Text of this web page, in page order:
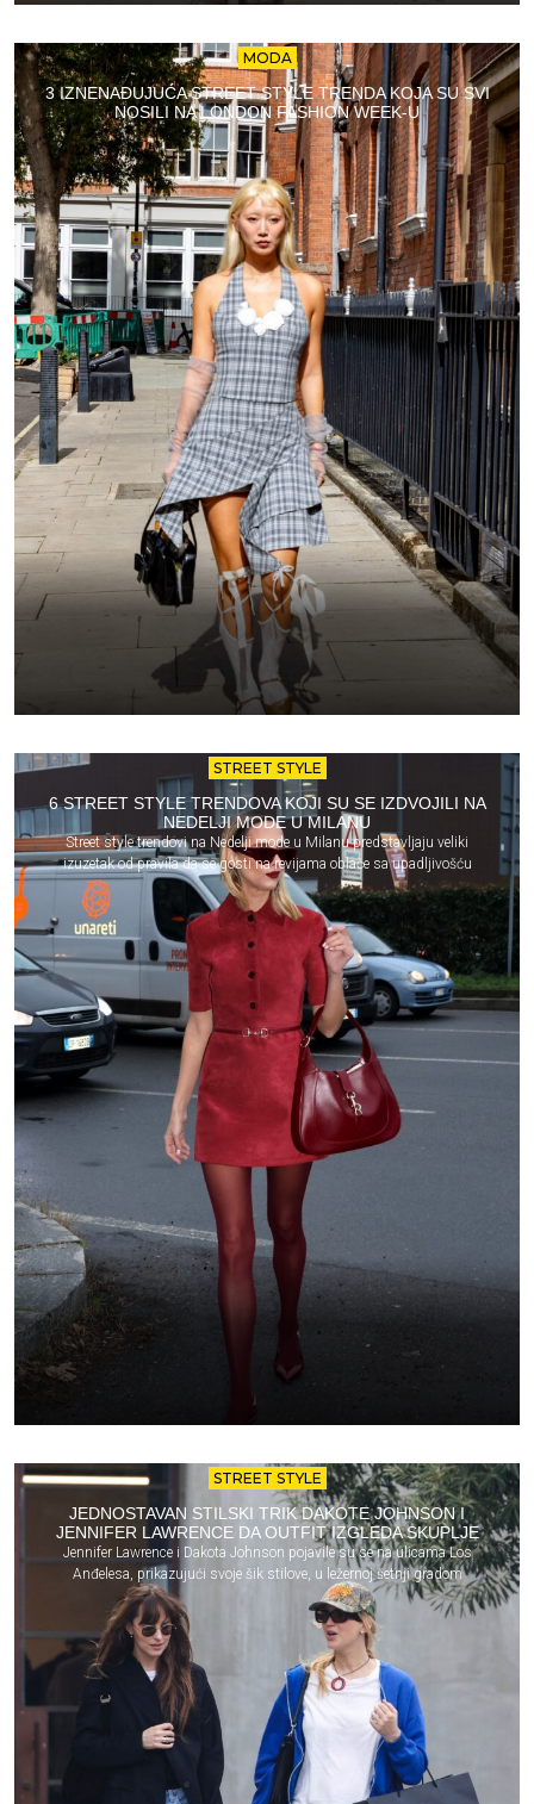
MODA
3 IZNENAĐUJUĆA STREET STYLE TRENDA KOJA SU SVI
NOSILI NA LONDON FASHION WEEK-U
STREET STYLE
6 STREET STYLE TRENDOVA KOJI SU SE IZDVOJILI NA
NEDELJI MODE U MILANU
Street style trendovi na Nedelji mode u Milanu predstavljaju veliki
izuzetak od pravila da se gosti na revijama oblače sa upadljivošću
STREET STYLE
JEDNOSTAVAN STILSKI TRIK DAKOTE JOHNSON I
JENNIFER LAWRENCE DA OUTFIT IZGLEDA SKUPLJE
Jennifer Lawrence i Dakota Johnson pojavile su se na ulicama Los
Anđelesa, prikazujući svoje šik stilove, u ležernoj šetnji gradom